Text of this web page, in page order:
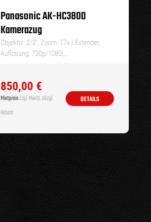
Panasonic AK-HC3800
Kamerazug
Objektiv: 2/3″, Zoom: 17x / Extender,
Auflösung: 720p/1080i,…
850,00 €
Mietpreiszzgl. MwSt. abzgl.
Rabatt
DETAILS